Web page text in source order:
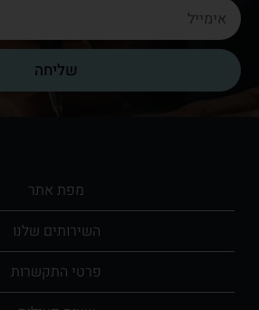
שליחה
מפת אתר​
השירותים שלנו​
פרטי התקשרות